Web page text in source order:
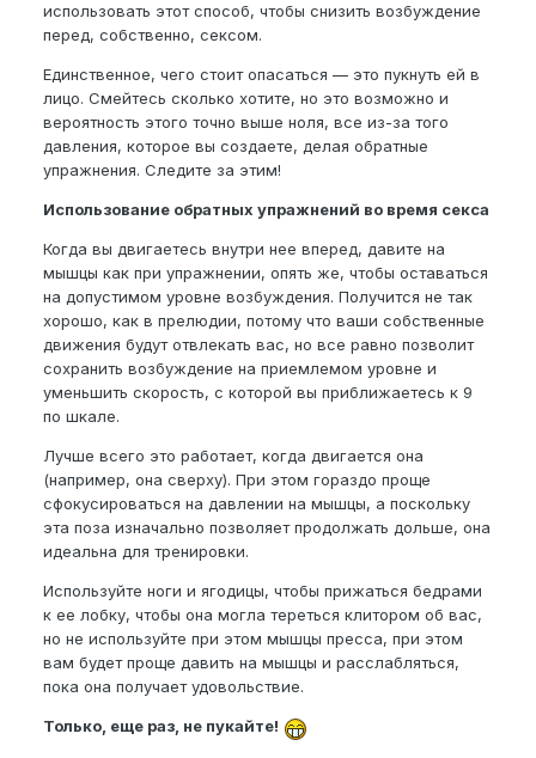
использовать этот способ, чтобы снизить возбуждение
перед, собственно, сексом.
Единственное, чего стоит опасаться — это пукнуть ей в
лицо. Смейтесь сколько хотите, но это возможно и
вероятность этого точно выше ноля, все из-за того
давления, которое вы создаете, делая обратные
упражнения. Следите за этим!
Использование обратных упражнений во время секса
Когда вы двигаетесь внутри нее вперед, давите на
мышцы как при упражнении, опять же, чтобы оставаться
на допустимом уровне возбуждения. Получится не так
хорошо, как в прелюдии, потому что ваши собственные
движения будут отвлекать вас, но все равно позволит
сохранить возбуждение на приемлемом уровне и
уменьшить скорость, с которой вы приближаетесь к 9
по шкале.
Лучше всего это работает, когда двигается она
(например, она сверху). При этом гораздо проще
сфокусироваться на давлении на мышцы, а поскольку
эта поза изначально позволяет продолжать дольше, она
идеальна для тренировки.
Используйте ноги и ягодицы, чтобы прижаться бедрами
к ее лобку, чтобы она могла тереться клитором об вас,
но не используйте при этом мышцы пресса, при этом
вам будет проще давить на мышцы и расслабляться,
пока она получает удовольствие.
Только, еще раз, не пукайте!